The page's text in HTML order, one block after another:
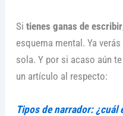
Si tienes ganas de escribir
esquema mental. Ya
sola. Y por si acaso aún
un artículo al respecto:
Tipos de narrador: ¿cuál